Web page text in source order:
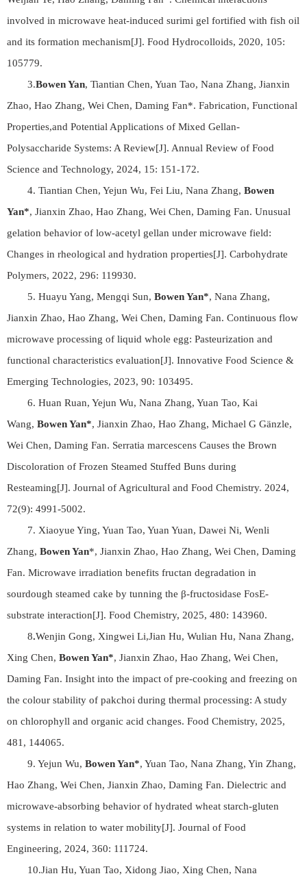
involved in microwave heat-induced surimi gel fortified with fish oil
and its formation mechanism[J]. Food Hydrocolloids, 2020, 105:
105779.
3.Bowen Yan, Tiantian Chen, Yuan Tao, Nana Zhang, Jianxin
Zhao, Hao Zhang, Wei Chen, Daming Fan*. Fabrication, Functional
Properties,and Potential Applications of Mixed Gellan-
Polysaccharide Systems: A Review[J]. Annual Review of Food
Science and Technology, 2024, 15: 151-172.
4. Tiantian Chen, Yejun Wu, Fei Liu, Nana Zhang, Bowen
Yan*, Jianxin Zhao, Hao Zhang, Wei Chen, Daming Fan. Unusual
gelation behavior of low-acetyl gellan under microwave field:
Changes in rheological and hydration properties[J]. Carbohydrate
Polymers, 2022, 296: 119930.
5. Huayu Yang, Mengqi Sun, Bowen Yan*, Nana Zhang,
Jianxin Zhao, Hao Zhang, Wei Chen, Daming Fan. Continuous flow
microwave processing of liquid whole egg: Pasteurization and
functional characteristics evaluation[J]. Innovative Food Science &
Emerging Technologies, 2023, 90: 103495.
6. Huan Ruan, Yejun Wu, Nana Zhang, Yuan Tao, Kai
Wang, Bowen Yan*, Jianxin Zhao, Hao Zhang, Michael G Gänzle,
Wei Chen, Daming Fan. Serratia marcescens Causes the Brown
Discoloration of Frozen Steamed Stuffed Buns during
Resteaming[J]. Journal of Agricultural and Food Chemistry. 2024,
72(9): 4991-5002.
7. Xiaoyue Ying, Yuan Tao, Yuan Yuan, Dawei Ni, Wenli
Zhang, Bowen Yan*, Jianxin Zhao, Hao Zhang, Wei Chen, Daming
Fan. Microwave irradiation benefits fructan degradation in
sourdough steamed cake by tunning the β-fructosidase FosE-
substrate interaction[J]. Food Chemistry, 2025, 480: 143960.
8.Wenjin Gong, Xingwei Li,Jian Hu, Wulian Hu, Nana Zhang,
Xing Chen, Bowen Yan*, Jianxin Zhao, Hao Zhang, Wei Chen,
Daming Fan. Insight into the impact of pre-cooking and freezing on
the colour stability of pakchoi during thermal processing: A study
on chlorophyll and organic acid changes. Food Chemistry, 2025,
481, 144065.
9. Yejun Wu, Bowen Yan*, Yuan Tao, Nana Zhang, Yin Zhang,
Hao Zhang, Wei Chen, Jianxin Zhao, Daming Fan. Dielectric and
microwave-absorbing behavior of hydrated wheat starch-gluten
systems in relation to water mobility[J]. Journal of Food
Engineering, 2024, 360: 111724.
10.Jian Hu, Yuan Tao, Xidong Jiao, Xing Chen, Nana